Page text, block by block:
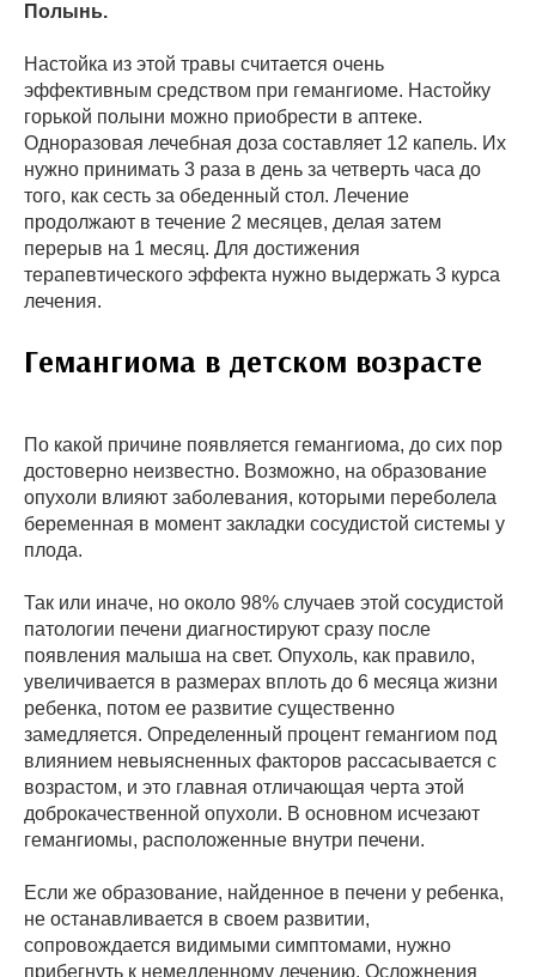
Полынь.
Настойка из этой травы считается очень
эффективным средством при гемангиоме. Настойку
горькой полыни можно приобрести в аптеке.
Одноразовая лечебная доза составляет 12 капель. Их
нужно принимать 3 раза в день за четверть часа до
того, как сесть за обеденный стол. Лечение
продолжают в течение 2 месяцев, делая затем
перерыв на 1 месяц. Для достижения
терапевтического эффекта нужно выдержать 3 курса
лечения.
Гемангиома в детском возрасте
По какой причине появляется гемангиома, до сих пор
достоверно неизвестно. Возможно, на образование
опухоли влияют заболевания, которыми переболела
беременная в момент закладки сосудистой системы у
плода.
Так или иначе, но около 98% случаев этой сосудистой
патологии печени диагностируют сразу после
появления малыша на свет. Опухоль, как правило,
увеличивается в размерах вплоть до 6 месяца жизни
ребенка, потом ее развитие существенно
замедляется. Определенный процент гемангиом под
влиянием невыясненных факторов рассасывается с
возрастом, и это главная отличающая черта этой
доброкачественной опухоли. В основном исчезают
гемангиомы, расположенные внутри печени.
Если же образование, найденное в печени у ребенка,
не останавливается в своем развитии,
сопровождается видимыми симптомами, нужно
прибегнуть к немедленному лечению. Осложнения